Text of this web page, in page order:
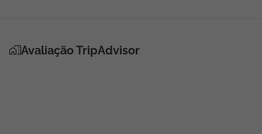
Avaliação TripAdvisor